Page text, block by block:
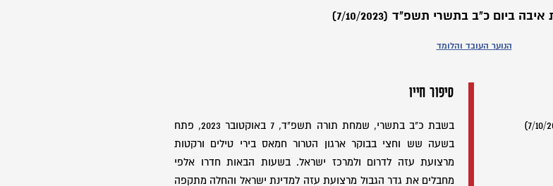
ביום כ"ב בתשרי תשפ"ד (7/10/2023)
הנוער העובד והלומד
סיפור חייו
בשבת כ"ב בתשרי, שמחת תורה תשפ"ד, 7 באוקטובר 2023, פתח
בשעה שש וחצי בבוקר ארגון הטרור חמאס בירי טילים ורקטות
מרצועת עזה לדרום ולמרכז ישראל. בשעות הבאות חדרו אלפי
מחבלים את גדר הגבול מרצועת עזה למדינת ישראל והחלה מתקפה